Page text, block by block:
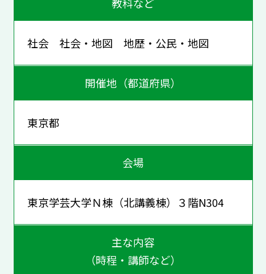
社会 社会・地図 地歴・公民・地図
開催地（都道府県）
東京都
会場
東京学芸大学Ｎ棟（北講義棟）３階N304
主な内容
（時程・講師など）